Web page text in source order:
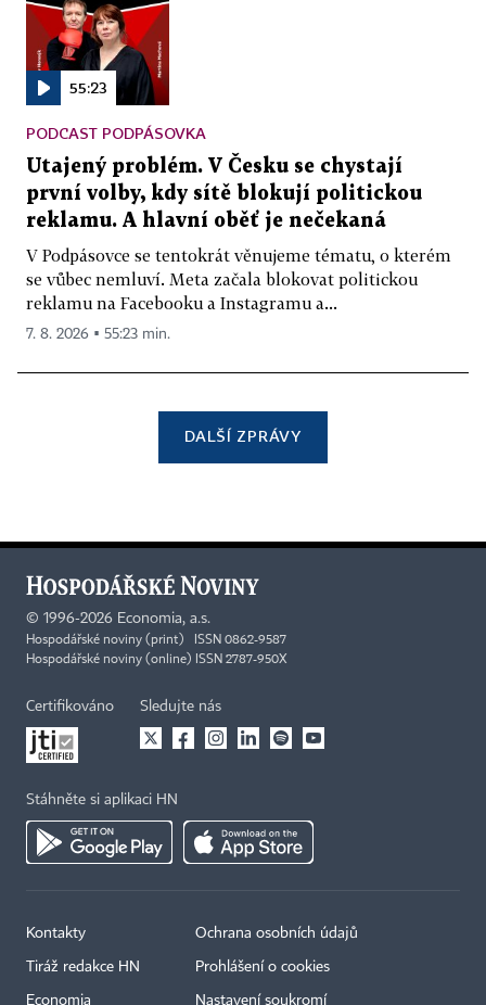
55:23
PODCAST PODPÁSOVKA
Utajený problém. V Česku se chystají
první volby, kdy sítě blokují politickou
reklamu. A hlavní oběť je nečekaná
V Podpásovce se tentokrát věnujeme tématu, o kterém
se vůbec nemluví. Meta začala blokovat politickou
reklamu na Facebooku a Instagramu a...
7. 8. 2026 ▪ 55:23 min.
DALŠÍ ZPRÁVY
© 1996-2026 Economia, a.s.
Hospodářské noviny (print) ISSN 0862-9587
Hospodářské noviny (online) ISSN 2787-950X
Certifikováno Sledujte nás
Stáhněte si aplikaci HN
Kontakty
Tiráž redakce HN
Economia
Ochrana osobních údajů
Prohlášení o cookies
Nastavení soukromí